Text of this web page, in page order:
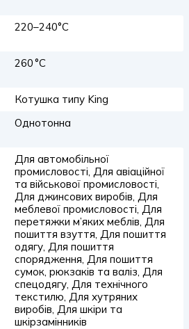
220–240°C
260 °C
Котушка типу King
Однотонна
Для автомобільної
промисловості, Для авіаційної
та військової промисловості,
Для джинсових виробів, Для
меблевої промисловості, Для
перетяжки м’яких меблів, Для
пошиття взуття, Для пошиття
одягу, Для пошиття
спорядження, Для пошиття
сумок, рюкзаків та валіз, Для
спецодягу, Для технічного
текстилю, Для хутряних
виробів, Для шкіри та
шкірзамінників